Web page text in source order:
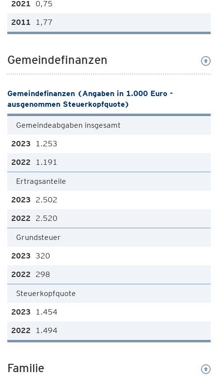
0,75
1,77
Gemeindefinanzen
Gemeindefinanzen (Angaben in 1.000 Euro -
ausgenommen Steuerkopfquote)
Gemeindeabgaben insgesamt
1.253
1.191
Ertragsanteile
2.502
2.520
Grundsteuer
320
298
Steuerkopfquote
1.454
1.494
Familie